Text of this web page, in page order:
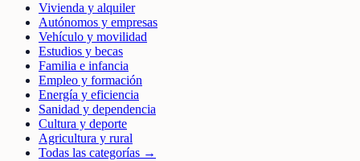
Vivienda y alquiler
Autónomos y empresas
Vehículo y movilidad
Estudios y becas
Familia e infancia
Empleo y formación
Energía y eficiencia
Sanidad y dependencia
Cultura y deporte
Agricultura y rural
Todas las categorías →